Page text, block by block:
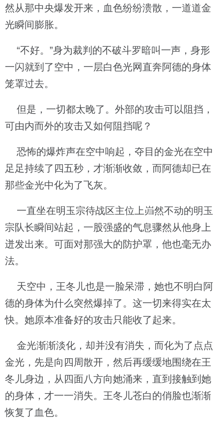
然从那中央爆发开来，血色纷纷溃散，一道道金
光瞬间膨胀。
“不好。”身为裁判的不破斗罗暗叫一声，身形
一闪就到了空中，一层白色光网直奔阿德的身体
笼罩过去。
但是，一切都太晚了。外部的攻击可以阻挡，
可由内而外的攻击又如何阻挡呢？
恐怖的爆炸声在空中响起，夺目的金光在空中
足足持续了四五秒，才渐渐收敛，而阿德却已在
那些金光中化为了飞灰。
一直坐在明玉宗待战区主位上岿然不动的明玉
宗队长瞬间站起，一股强盛的气息骤然从他身上
迸发出来。可面对那强大的防护罩，他也毫无办
法。
天空中，王冬儿也是一脸呆滞，她也不明白阿
德的身体为什么突然爆掉了。这一切来得实在太
快。她原本准备好的攻击只能收了起来。
金光渐渐淡化，却并没有消失，而化为了点点
金光，先是向四周散开，然后再缓缓地围绕在王
冬儿身边，从四面八方向她涌来，直到接触到她
的身体，才一一消失。王冬儿苍白的俏脸也渐渐
恢复了血色。